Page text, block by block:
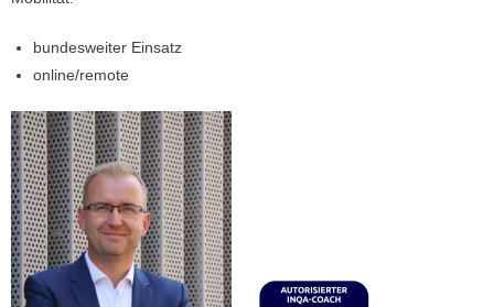
bundesweiter Einsatz
online/remote